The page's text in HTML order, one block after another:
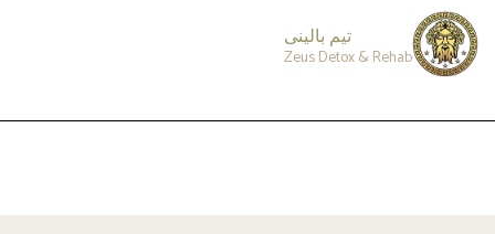
تیم بالینی
Zeus Detox & Rehab